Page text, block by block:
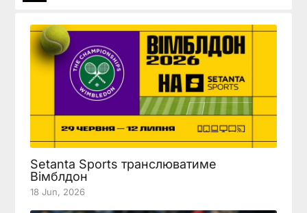
Setanta Sports транслюватиме
Вімблдон
18 Jun, 2026